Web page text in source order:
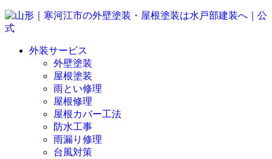
外装サービス
外壁塗装
屋根塗装
雨とい修理
屋根修理
屋根カバー工法
防水工事
雨漏り修理
台風対策